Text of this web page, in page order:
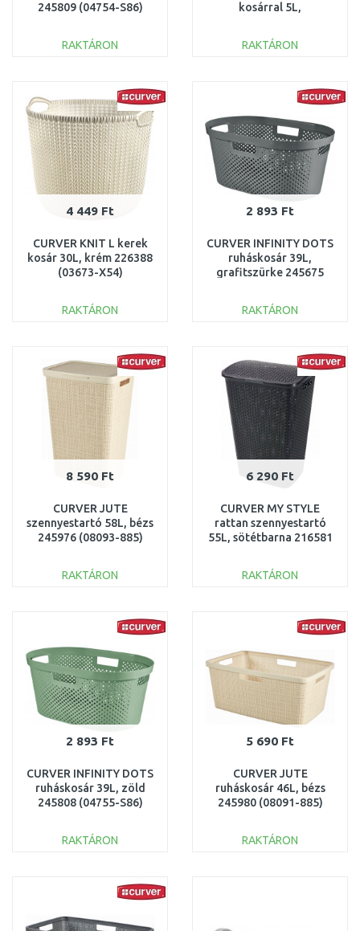
245809 (04754-S86)
RAKTÁRON
Összehasonlítás
kosárral 5L,
(02160-599)
RAKTÁRON
Összehasonlítás
4 449 Ft
CURVER KNIT L kerek
kosár 30L, krém 226388
(03673-X54)
RAKTÁRON
Összehasonlítás
2 893 Ft
CURVER INFINITY DOTS
ruháskosár 39L,
grafitszürke 245675
RAKTÁRON
Összehasonlítás
8 590 Ft
CURVER JUTE
szennyestartó 58L, bézs
245976 (08093-885)
RAKTÁRON
Összehasonlítás
6 290 Ft
CURVER MY STYLE
rattan szennyestartó
55L, sötétbarna 216581
RAKTÁRON
Összehasonlítás
2 893 Ft
CURVER INFINITY DOTS
ruháskosár 39L, zöld
245808 (04755-S86)
RAKTÁRON
Összehasonlítás
5 690 Ft
CURVER JUTE
ruháskosár 46L, bézs
245980 (08091-885)
RAKTÁRON